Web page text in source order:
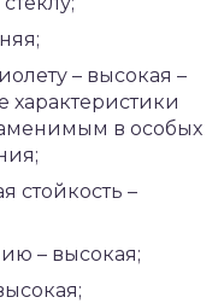
– высокая –
характеристики
в особых
стойкость –
– высокая;